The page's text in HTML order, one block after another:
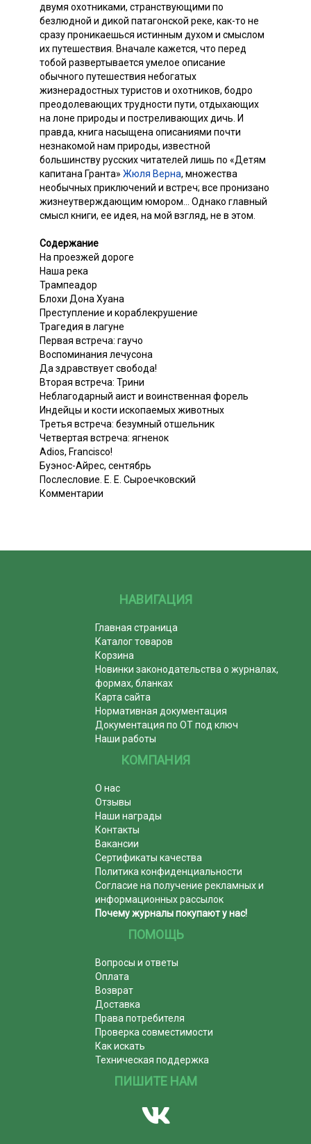
двумя охотниками, странствующими по
безлюдной и дикой патагонской реке, как-то не
сразу проникаешься истинным духом и смыслом
их путешествия. Вначале кажется, что перед
тобой развертывается умелое описание
обычного путешествия небогатых
жизнерадостных туристов и охотников, бодро
преодолевающих трудности пути, отдыхающих
на лоне природы и постреливающих дичь. И
правда, книга насыщена описаниями почти
незнакомой нам природы, известной
большинству русских читателей лишь по «Детям
капитана Гранта» Жюля Верна, множества
необычных приключений и встреч; все пронизано
жизнеутверждающим юмором... Однако главный
смысл книги, ее идея, на мой взгляд, не в этом.
Содержание
На проезжей дороге
Наша река
Трампеадор
Блохи Дона Хуана
Преступление и кораблекрушение
Трагедия в лагуне
Первая встреча: гаучо
Воспоминания лечусона
Да здравствует свобода!
Вторая встреча: Трини
Неблагодарный аист и воинственная форель
Индейцы и кости ископаемых животных
Третья встреча: безумный отшельник
Четвертая встреча: ягненок
Adios, Francisco!
Буэнос-Айрес, сентябрь
Послесловие. Е. Е. Сыроечковский
Комментарии
НАВИГАЦИЯ
Главная страница
Каталог товаров
Корзина
Новинки законодательства о журналах,
формах, бланках
Карта сайта
Нормативная документация
Документация по ОТ под ключ
Наши работы
КОМПАНИЯ
О нас
Отзывы
Наши награды
Контакты
Вакансии
Сертификаты качества
Политика конфиденциальности
Согласие на получение рекламных и
информационных рассылок
Почему журналы покупают у нас!
ПОМОЩЬ
Вопросы и ответы
Оплата
Возврат
Доставка
Права потребителя
Проверка совместимости
Как искать
Техническая поддержка
ПИШИТЕ НАМ